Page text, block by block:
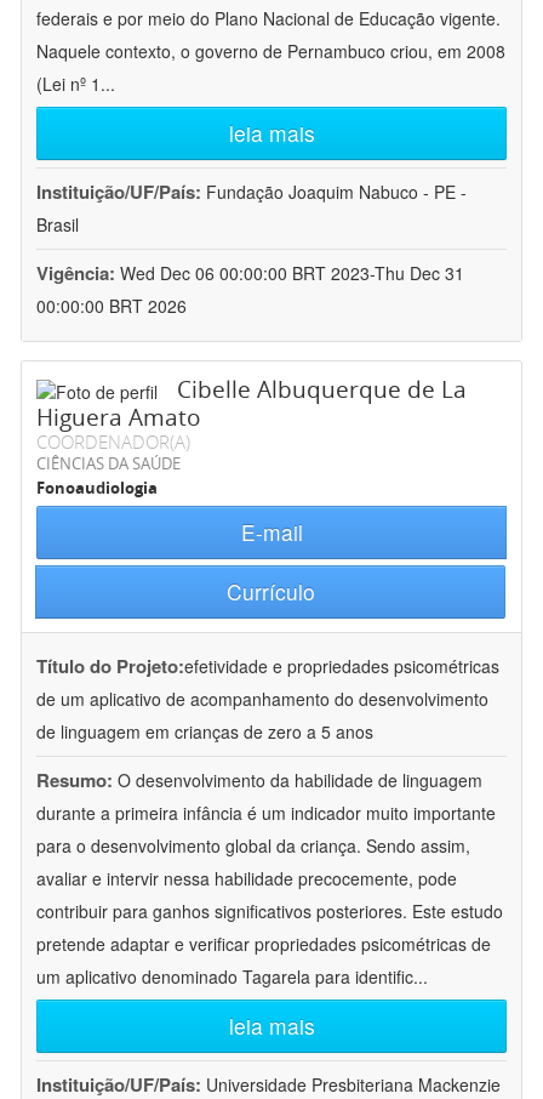
federais e por meio do Plano Nacional de Educação vigente.
Naquele contexto, o governo de Pernambuco criou, em 2008
(Lei nº 1 ...
leia mais
Instituição/UF/País: Fundação Joaquim Nabuco - PE -
Brasil
Vigência: Wed Dec 06 00:00:00 BRT 2023-Thu Dec 31
00:00:00 BRT 2026
Cibelle Albuquerque de La
Higuera Amato
COORDENADOR(A)
CIÊNCIAS DA SAÚDE
Fonoaudiologia
E-mail
Currículo
Título do Projeto:efetividade e propriedades psicométricas
de um aplicativo de acompanhamento do desenvolvimento
de linguagem em crianças de zero a 5 anos
Resumo: O desenvolvimento da habilidade de linguagem
durante a primeira infância é um indicador muito importante
para o desenvolvimento global da criança. Sendo assim,
avaliar e intervir nessa habilidade precocemente, pode
contribuir para ganhos significativos posteriores. Este estudo
pretende adaptar e verificar propriedades psicométricas de
um aplicativo denominado Tagarela para identific...
leia mais
Instituição/UF/País: Universidade Presbiteriana Mackenzie